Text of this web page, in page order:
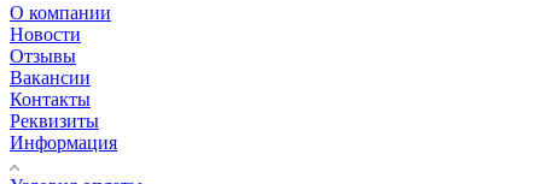
О компании
Новости
Отзывы
Вакансии
Контакты
Реквизиты
Информация